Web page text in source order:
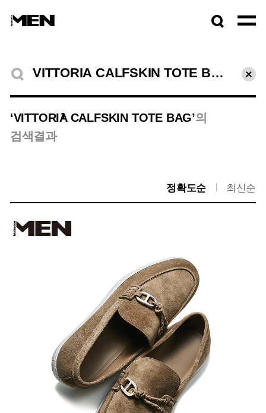
검색결과
초기
‘VITTORIA CALFSKIN TOTE BAG’의
검색결과
1
정확도순 최신순